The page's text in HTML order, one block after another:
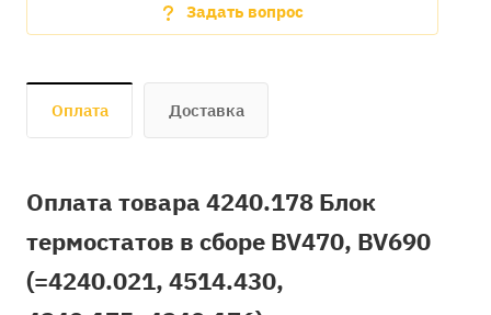
Задать вопрос
Оплата Доставка
Оплата товара 4240.178 Блок
термостатов в сборе BV470, BV690
(=4240.021, 4514.430,